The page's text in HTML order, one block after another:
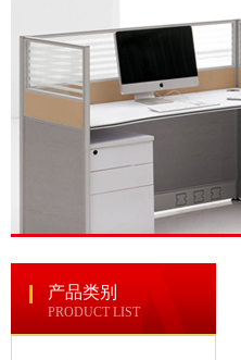
产品类别
PRODUCT LIST